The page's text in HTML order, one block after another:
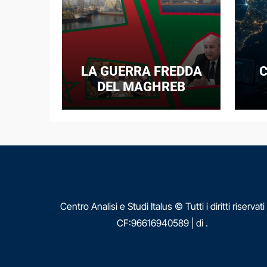
LA GUERRA FREDDA
DEL MAGHREB
Centro Analisi e Studi Italus © Tutti i diritti riservati
CF:96616940589 di .